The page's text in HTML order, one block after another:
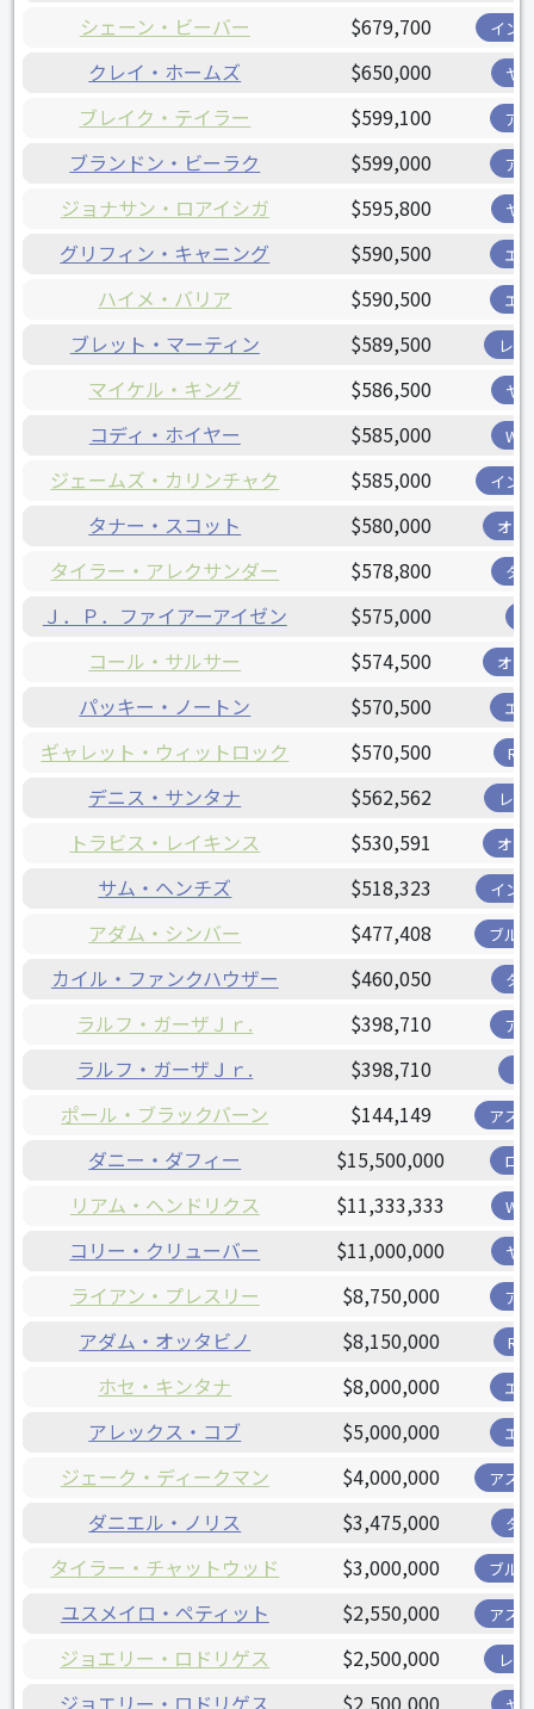
シェーン・ビーバー $679,700 イン
クレイ・ホームズ $650,000 ヤ
ブレイク・テイラー $599,100 ア
ブランドン・ビーラク $599,000 ア
ジョナサン・ロアイシガ $595,800 ヤ
グリフィン・キャニング $590,500 エ
ハイメ・バリア $590,500 エ
ブレット・マーティン $589,500 レ
マイケル・キング $586,500 ヤ
コディ・ホイヤー $585,000 W
ジェームズ・カリンチャク $585,000 イン
タナー・スコット $580,000 オリ
タイラー・アレクサンダー $578,800 タ
Ｊ．Ｐ．ファイアーアイゼン $575,000
コール・サルサー $574,500 オリ
パッキー・ノートン $570,500 エ
ギャレット・ウィットロック $570,500 R
デニス・サンタナ $562,562 レ
トラビス・レイキンス $530,591 オリ
サム・ヘンチズ $518,323 イン
アダム・シンバー $477,408 ブル
カイル・ファンクハウザー $460,050 タ
ラルフ・ガーザＪｒ. $398,710 ア
ラルフ・ガーザＪｒ. $398,710
ポール・ブラックバーン $144,149 アス
ダニー・ダフィー $15,500,000 ロ
リアム・ヘンドリクス $11,333,333 W
コリー・クリューバー $11,000,000 ヤ
ライアン・プレスリー $8,750,000 ア
アダム・オッタビノ $8,150,000 R
ホセ・キンタナ $8,000,000 エ
アレックス・コブ $5,000,000 エ
ジェーク・ディークマン $4,000,000 アス
ダニエル・ノリス $3,475,000 タ
タイラー・チャットウッド $3,000,000 ブル
ユスメイロ・ペティット $2,550,000 アス
ジョエリー・ロドリゲス $2,500,000 レ
ジョエリー・ロドリゲス $2,500,000